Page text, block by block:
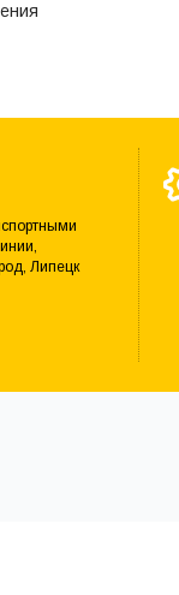
Липецк